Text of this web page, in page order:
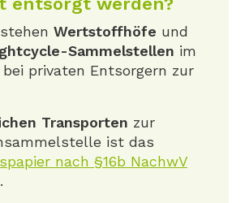
Wertstoffhöfe und
Sammelstellen im
bei privaten Entsorgern zur
Transporten zur
ist das
nach §16b NachwV